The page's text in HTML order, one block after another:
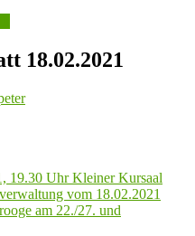
18.02.2021
19.30 Uhr Kleiner Kursaal
vom 18.02.2021
am 22./27. und